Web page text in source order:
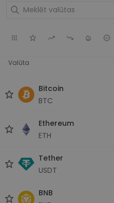
Valūta
Bitcoin
BTC
Ethereum
ETH
Tether
USDT
BNB